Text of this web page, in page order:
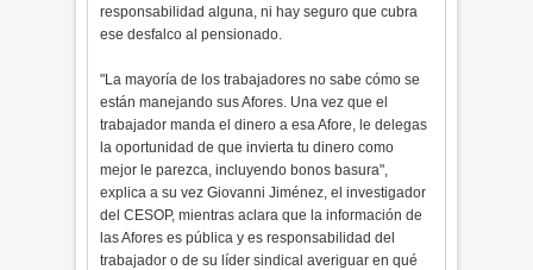
responsabilidad alguna, ni hay seguro que cubra
ese desfalco al pensionado.
"La mayoría de los trabajadores no sabe cómo se
están manejando sus Afores. Una vez que el
trabajador manda el dinero a esa Afore, le delegas
la oportunidad de que invierta tu dinero como
mejor le parezca, incluyendo bonos basura",
explica a su vez Giovanni Jiménez, el investigador
del CESOP, mientras aclara que la información de
las Afores es pública y es responsabilidad del
trabajador o de su líder sindical averiguar en qué